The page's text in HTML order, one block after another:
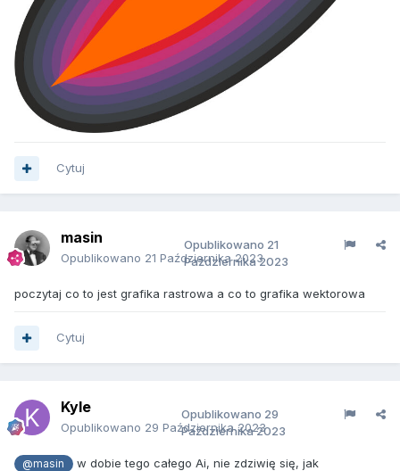
Cytuj
masin
Opublikowano 21 Października 2023
Opublikowano 21
Października 2023
poczytaj co to jest grafika rastrowa a co to grafika wektorowa
Cytuj
Kyle
Opublikowano 29 Października 2023
Opublikowano 29
Października 2023
@masin
w dobie tego całego Ai, nie zdziwię się, jak